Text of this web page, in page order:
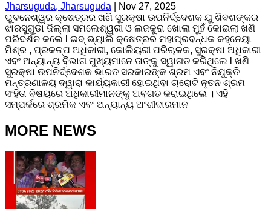
Jharsuguda, Jharsuguda
Nov 27, 2025
ଭୁବନେଶ୍ୱର କ୍ଷେତ୍ରର ଖଣି ସୁରକ୍ଷା ଉପନିର୍ଦ୍ଦେଶକ ୟୁ ଶିବଶଙ୍କର
ଝାରସୁଗୁଡା ଜିଲ୍ଲା ସମଲେଶ୍ୱରୀ ଓ ଲଜକୁରା ଖୋଲା ମୁହଁ କୋଇଲା ଖଣି
ପରିଦର୍ଶନ କଲେ l ଇବ୍ ଭ୍ୟାଲି କ୍ଷେତ୍ରର ମହାପ୍ରବନ୍ଧକ କହ୍ନେୟା
ମିଶ୍ର , ପ୍ରକଳ୍ପ ଅଧିକାରୀ, କୋଲିୟରୀ ପରିଚାଳକ, ସୁରକ୍ଷା ଅଧିକାରୀ
ଏବଂ ଅନ୍ୟାନ୍ୟ ବିଭାଗ ମୁଖ୍ୟମାନେ ତାଙ୍କୁ ସ୍ୱାଗତ କରିଥିଲେ l ଖଣି
ସୁରକ୍ଷା ଉପନିର୍ଦ୍ଦେଶକ ଭାରତ ସରକାରଙ୍କ ଶ୍ରମ ଏବଂ ନିଯୁକ୍ତି
ମନ୍ତ୍ରଣାଳୟ ଦ୍ୱାରା କାର୍ଯ୍ୟକାରୀ ହୋଇଥିବା ଚାରୋଟି ନୂତନ ଶ୍ରମ
ସଂହିତା ବିଷୟରେ ଅଧିକାରୀମାନଙ୍କୁ ଅବଗତ କରାଇଥିଲେ । ଏହି
ସମ୍ପର୍କରେ ଶ୍ରମିକ ଏବଂ ଅନ୍ୟାନ୍ୟ ଅଂଶୀଦାରମାନ
MORE NEWS